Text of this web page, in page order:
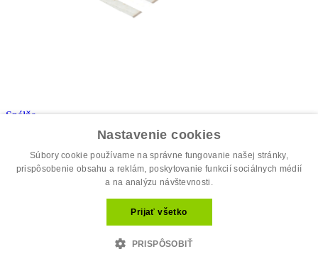
Spálňa
Rolovaný rošt, 120x200 cm, PLAZA
Nastavenie cookies
Súbory cookie používame na správne fungovanie našej stránky,
prispôsobenie obsahu a reklám, poskytovanie funkcií sociálnych médií
a na analýzu návštevnosti.
Prijať všetko
PRISPÔSOBIŤ